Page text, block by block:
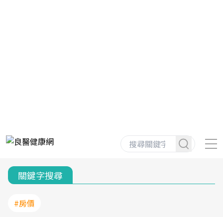
關鍵字搜尋
#房價